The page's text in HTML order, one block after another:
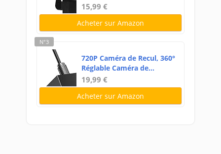
15,99 €
Acheter sur Amazon
N°3
720P Caméra de Recul, 360°
Réglable Caméra de...
19,99 €
Acheter sur Amazon